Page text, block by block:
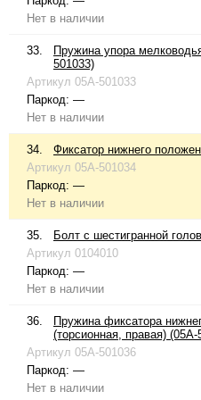
Нет в наличии
33.
Пружина упора
501033)
Артикул 05A-501033
Паркод: —
Нет в наличии
34.
Фиксатор нижнего
Артикул 05A-501034
Паркод: —
Нет в наличии
35.
Болт с шестигранной
Артикул 0104010
Паркод: —
Нет в наличии
36.
Пружина фиксатора
(торсионная, правая) (05A-
Артикул 05A-501036
Паркод: —
Нет в наличии